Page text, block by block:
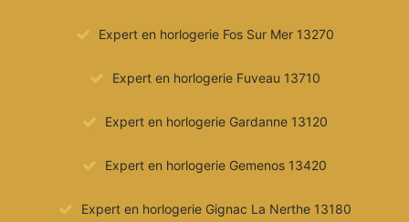
Expert en horlogerie Fos Sur Mer 13270
Expert en horlogerie Fuveau 13710
Expert en horlogerie Gardanne 13120
Expert en horlogerie Gemenos 13420
Expert en horlogerie Gignac La Nerthe 13180